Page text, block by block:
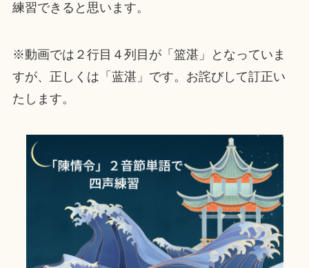
練習できると思います。
※動画では２行目４列目が「篮湛」となっていま
すが、正しくは「蓝湛」です。お詫びして訂正い
たします。